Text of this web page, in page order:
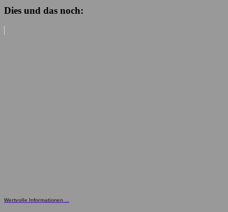
Dies und das noch:
Wertvolle Informationen ...